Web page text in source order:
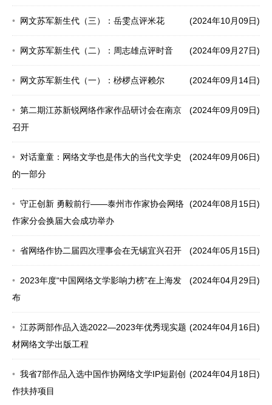
(2024年10月09日)
网文苏军新生代（三）：岳雯点评米花
(2024年09月27日)
网文苏军新生代（二）：周志雄点评时音
(2024年09月14日)
网文苏军新生代（一）：桫椤点评赖尔
(2024年09月09日)
第二期江苏新锐网络作家作品研讨会在南京
召开
(2024年09月06日)
对话童童：网络文学也是伟大的当代文学史
的一部分
(2024年08月15日)
守正创新 勇毅前行——泰州市作家协会网络
作家分会换届大会成功举办
(2024年05月15日)
省网络作协二届四次理事会在无锡宜兴召开
(2024年04月29日)
2023年度“中国网络文学影响力榜”在上海发
布
(2024年04月16日)
江苏两部作品入选2022—2023年优秀现实题
材网络文学出版工程
(2024年04月18日)
我省7部作品入选中国作协网络文学IP短剧创
作扶持项目